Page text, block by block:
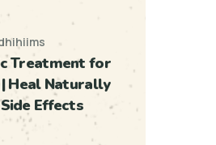
Treatment for
Heal Naturally
Effects